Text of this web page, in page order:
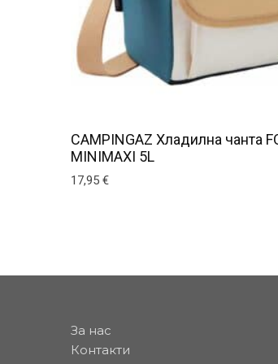
CAMPINGAZ Хладилна чанта
MINIMAXI 5L
17,95 €
За нас
Контакти